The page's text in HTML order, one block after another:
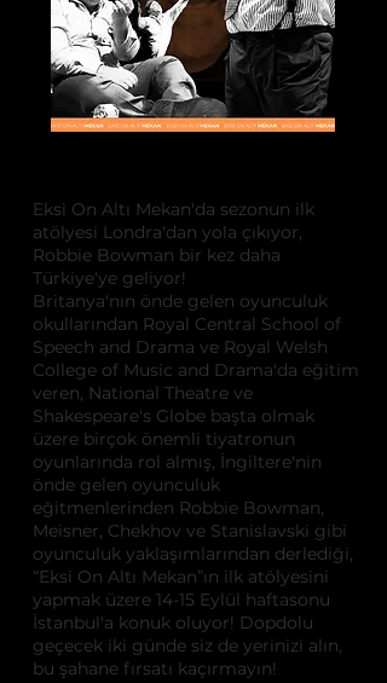
Eksi On Altı Mekan'da sezonun ilk
atölyesi Londra'dan yola çıkıyor,
Robbie Bowman bir kez daha
Türkiye'ye geliyor!
Britanya'nın önde gelen oyunculuk
okullarından Royal Central School of
Speech and Drama ve Royal Welsh
College of Music and Drama'da eğitim
veren, National Theatre ve
Shakespeare's Globe başta olmak
üzere birçok önemli tiyatronun
oyunlarında rol almış, İngiltere'nin
önde gelen oyunculuk
eğitmenlerinden Robbie Bowman,
Meisner, Chekhov ve Stanislavski gibi
oyunculuk yaklaşımlarından derlediği,
“Eksi On Altı Mekan”ın ilk atölyesini
yapmak üzere 14-15 Eylül haftasonu
İstanbul'a konuk oluyor! Dopdolu
geçecek iki günde siz de yerinizi alın,
bu şahane fırsatı kaçırmayın!